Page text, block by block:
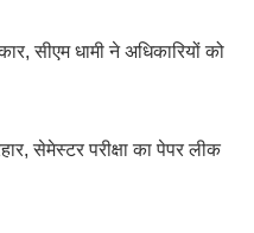
सीएम धामी ने अधिकारियों को
सेमेस्टर परीक्षा का पेपर लीक